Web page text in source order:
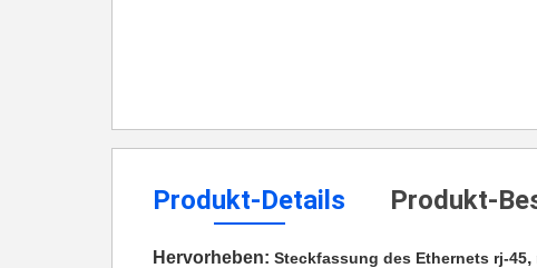
Produkt-Details Produkt-
Hervorheben: Steckfassung des Ethernets rj-45,